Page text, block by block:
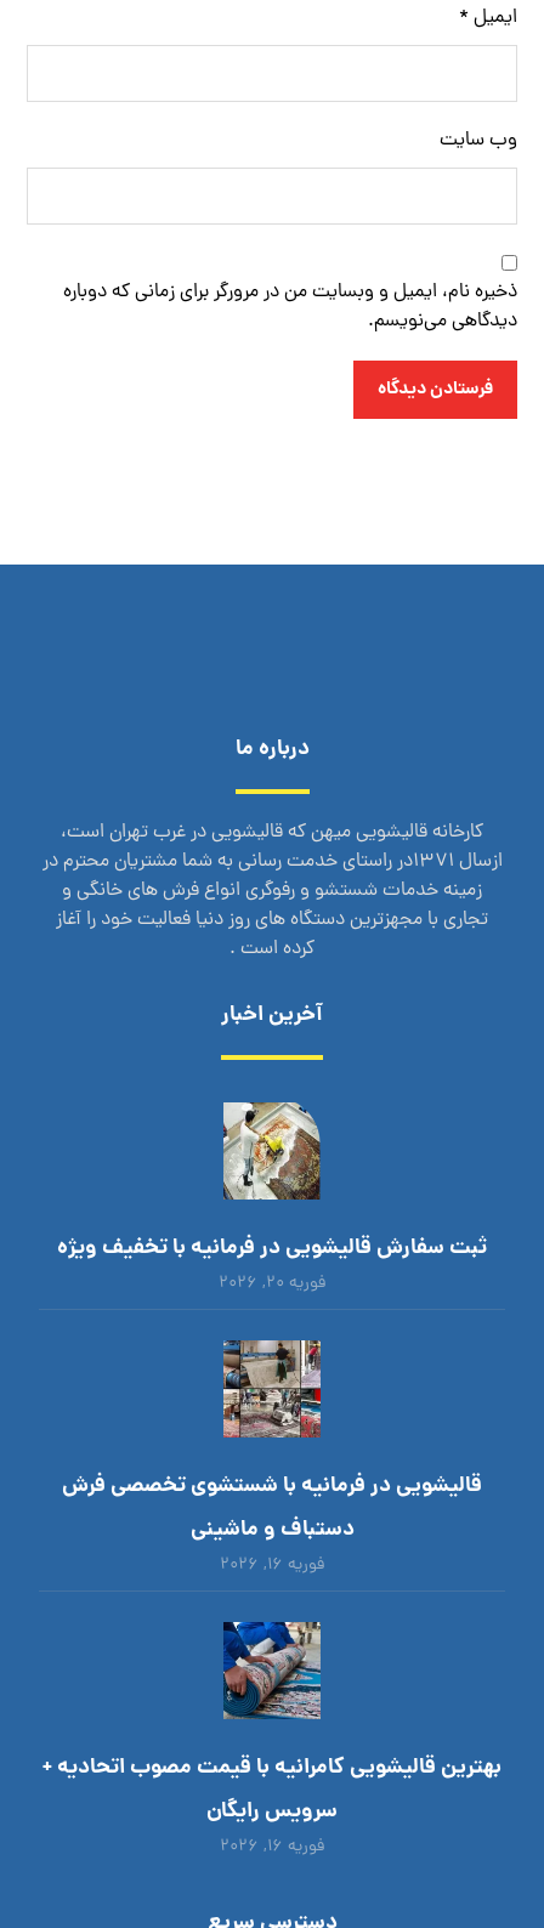
ایمیل *
وب‌ سایت
ذخیره نام، ایمیل و وبسایت من در مرورگر برای زمانی که دوباره
دیدگاهی می‌نویسم.
فرستادن دیدگاه
درباره ما
کارخانه قالیشویی میهن که قالیشویی در غرب تهران است،
ازسال 1371در راستای خدمت رسانی به شما مشتریان محترم در
زمینه خدمات شستشو و رفوگری انواع فرش های خانگی و
تجاری با مجهزترین دستگاه های روز دنیا فعالیت خود را آغاز
کرده است .
آخرین اخبار
ثبت سفارش قالیشویی در فرمانیه با تخفیف ویژه
فوریه ۲۰, ۲۰۲۶
قالیشویی در فرمانیه با شستشوی تخصصی فرش
دستباف و ماشینی
فوریه ۱۶, ۲۰۲۶
بهترین قالیشویی کامرانیه با قیمت مصوب اتحادیه +
سرویس رایگان
فوریه ۱۶, ۲۰۲۶